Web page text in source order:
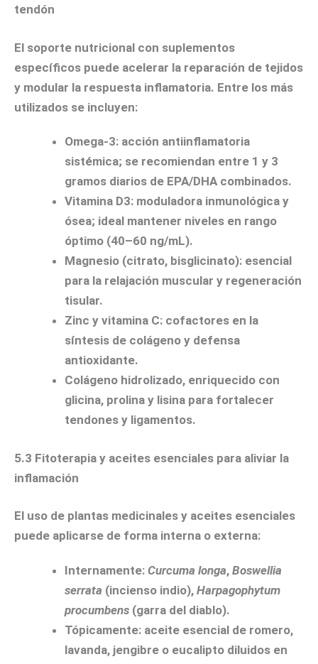
tendón
El soporte nutricional con suplementos
específicos puede acelerar la reparación de tejidos
y modular la respuesta inflamatoria. Entre los más
utilizados se incluyen:
Omega-3: acción antiinflamatoria
sistémica; se recomiendan entre 1 y 3
gramos diarios de EPA/DHA combinados.
Vitamina D3: moduladora inmunológica y
ósea; ideal mantener niveles en rango
óptimo (40–60 ng/mL).
Magnesio (citrato, bisglicinato): esencial
para la relajación muscular y regeneración
tisular.
Zinc y vitamina C: cofactores en la
síntesis de colágeno y defensa
antioxidante.
Colágeno hidrolizado, enriquecido con
glicina, prolina y lisina para fortalecer
tendones y ligamentos.
5.3 Fitoterapia y aceites esenciales para aliviar la
inflamación
El uso de plantas medicinales y aceites esenciales
puede aplicarse de forma interna o externa:
Internamente: Curcuma longa, Boswellia
serrata (incienso indio), Harpagophytum
procumbens (garra del diablo).
Tópicamente: aceite esencial de romero,
lavanda, jengibre o eucalipto diluidos en